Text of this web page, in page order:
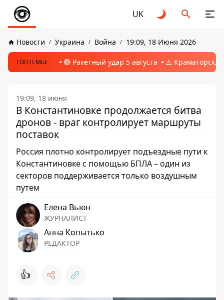
UK
Новости Украина Война 19:09, 18 Июня 2026
ТОПТЕМЫ: 🔴 Ракетный удар 5 августа ⚠️ Краматорск,
19:09, 18 июня
В Константиновке продолжается битва
дронов - враг контролирует маршруты
поставок
Россия плотно контролирует подъездные пути к
Константиновке с помощью БПЛА – один из
секторов поддерживается только воздушным
путем
Елена Вьюн
ЖУРНАЛИСТ
Анна Копытько
РЕДАКТОР
👍